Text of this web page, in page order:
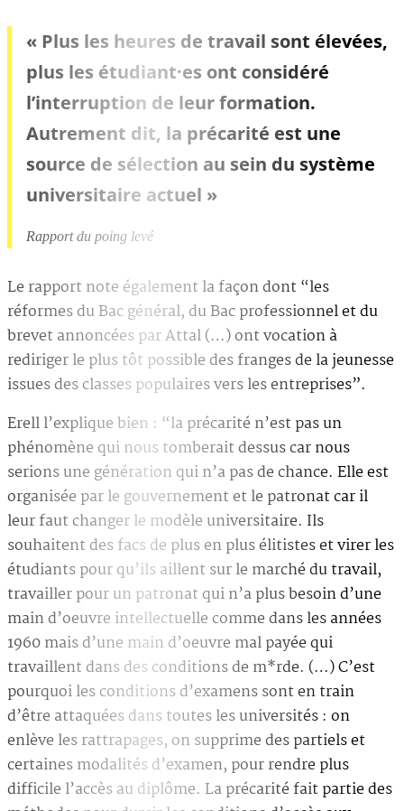
« Plus les heures de travail sont élevées,
plus les étudiant·es ont considéré
l’interruption de leur formation.
Autrement dit, la précarité est une
source de sélection au sein du système
universitaire actuel »
Rapport du poing levé
Le rapport note également la façon dont “les
réformes du Bac général, du Bac professionnel et du
brevet annoncées par Attal (…) ont vocation à
rediriger le plus tôt possible des franges de la jeunesse
issues des classes populaires vers les entreprises”.
Erell l’explique bien : “la précarité n’est pas un
phénomène qui nous tomberait dessus car nous
serions une génération qui n’a pas de chance. Elle est
organisée par le gouvernement et le patronat car il
leur faut changer le modèle universitaire. Ils
souhaitent des facs de plus en plus élitistes et virer les
étudiants pour qu’ils aillent sur le marché du travail,
travailler pour un patronat qui n’a plus besoin d’une
main d’oeuvre intellectuelle comme dans les années
1960 mais d’une main d’oeuvre mal payée qui
travaillent dans des conditions de m*rde. (…) C’est
pourquoi les conditions d’examens sont en train
d’être attaquées dans toutes les universités : on
enlève les rattrapages, on supprime des partiels et
certaines modalités d’examen, pour rendre plus
difficile l’accès au diplôme. La précarité fait partie des